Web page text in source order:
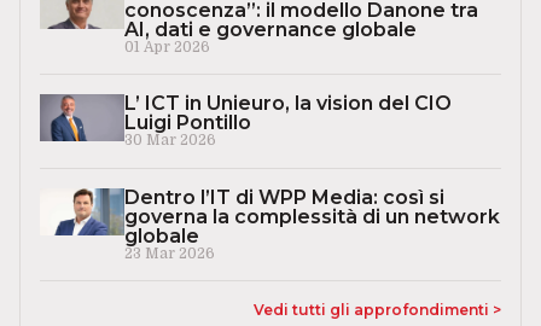
conoscenza”: il modello Danone tra
AI, dati e governance globale
01 Apr 2026
L’ ICT in Unieuro, la vision del CIO
Luigi Pontillo
30 Mar 2026
Dentro l’IT di WPP Media: così si
governa la complessità di un network
globale
23 Mar 2026
Vedi tutti gli approfondimenti >